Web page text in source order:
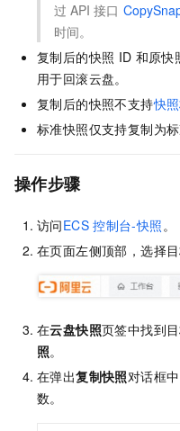
过 API 接口
时间。
复制后的快照 ID 和原快
用于回滚云盘。
复制后的快照不支持快
标准快照仅支持复制为标
操作步骤
访问ECS 控制台-快照 。
在页面左侧顶部，选择
在云盘快照页签中找到
照。
在弹出复制快照对话框
数。